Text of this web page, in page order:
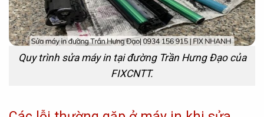
Quy trình sửa máy in tại đường Trần Hưng Đạo của
FIXCNTT.